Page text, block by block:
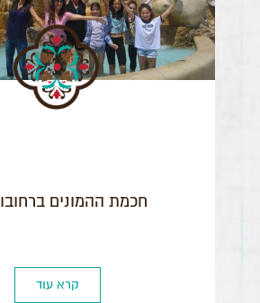
חכמת ההמונים
קרא עוד